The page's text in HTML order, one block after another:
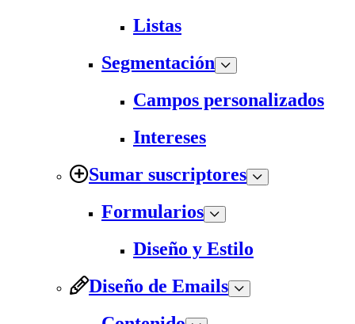
Listas
Segmentación
Campos personalizados
Intereses
Sumar suscriptores
Formularios
Diseño y Estilo
Diseño de Emails